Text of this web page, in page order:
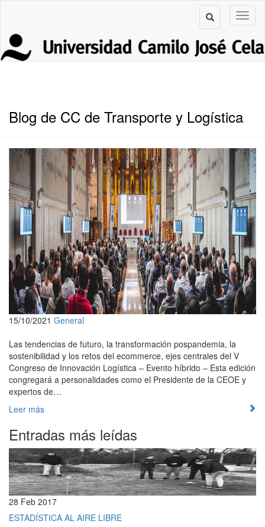
Blog de CC de Transporte y Logística
15/10/2021 General
Las tendencias de futuro, la transformación pospandemia, la
sostenibilidad y los retos del ecommerce, ejes centrales del V
Congreso de Innovación Logística – Evento híbrido – Esta edición
congregará a personalidades como el Presidente de la CEOE y
expertos de…
Leer más
Entradas más leídas
28 Feb 2017
ESTADÍSTICA AL AIRE LIBRE